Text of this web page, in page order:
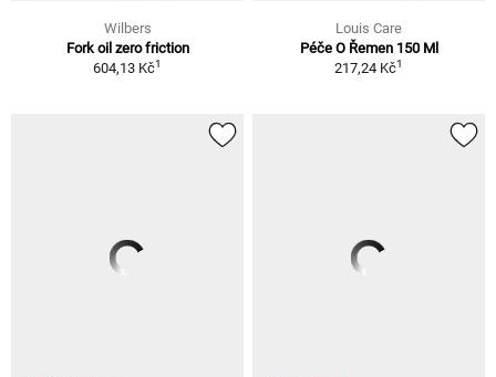
Wilbers
Fork oil zero friction
604,13 Kč1
Louis Care
Péče O Řemen 150 Ml
217,24 Kč1